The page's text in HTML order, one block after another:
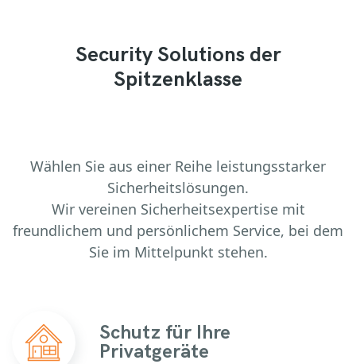
Security Solutions der
Spitzenklasse
Wählen Sie aus einer Reihe leistungsstarker
Sicherheitslösungen.
Wir vereinen Sicherheitsexpertise mit
freundlichem und persönlichem Service, bei dem
Sie im Mittelpunkt stehen.
Schutz für Ihre
Privatgeräte